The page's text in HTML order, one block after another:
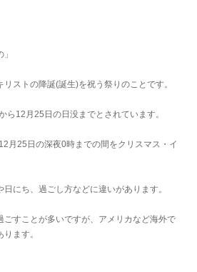
ストの降誕(誕生)を祝う祭りのことです。
ら12月25日の日没までとされています。
月25日の深夜0時までの間をクリスマス・イ
にち、過ごし方などに違いがあります。
ごすことが多いですが、アメリカなど海外で
ます。